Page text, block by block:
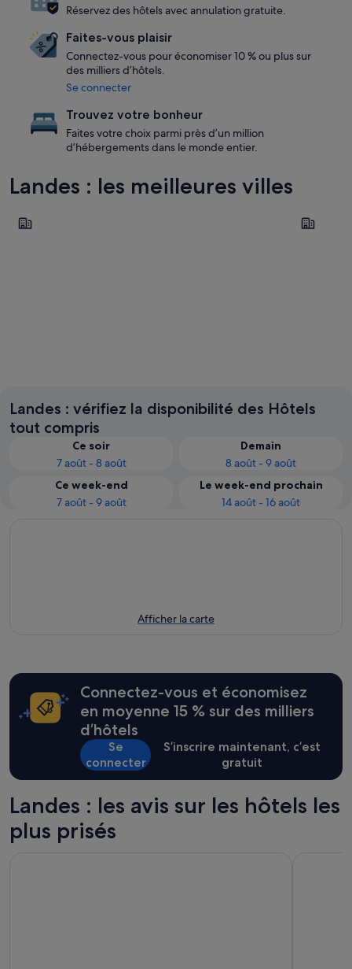
Réservez des hôtels avec annulation gratuite.
Faites-vous plaisir
Connectez-vous pour économiser 10 % ou plus sur
des milliers d’hôtels.
Se connecter
Trouvez votre bonheur
Faites votre choix parmi près d’un million
d’hébergements dans le monde entier.
Landes : les meilleures villes
Biscarrosse
Landes : vérifiez la disponibilité des Hôtels
tout compris
Ce soir
7 août - 8 août
Demain
8 août - 9 août
Ce week-end
7 août - 9 août
Le week-end prochain
14 août - 16 août
Afficher la carte
Connectez-vous et économisez
en moyenne 15 % sur des milliers
d’hôtels
Se
connecter
S’inscrire maintenant, c’est
gratuit
Landes : les avis sur les hôtels les
plus prisés